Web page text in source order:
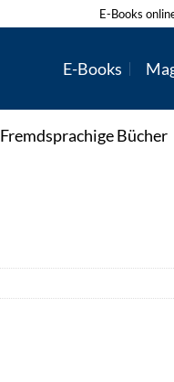
E-Books
E-Books
Fremdsprachige Bücher